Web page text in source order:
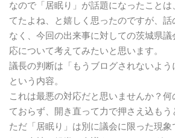
なので「居眠り」が話題になったことは
てたよね、と嬉しく思ったのですが、
なく、今回の出来事に対しての茨城県
応について考えてみたいと思います。
議長の判断は「もうブログされないよう
という内容。
これは最悪の対応だと思いませんか？何
ておらず、開き直って力で押さえ込もう
ただ「居眠り」は別に議会に限った現象